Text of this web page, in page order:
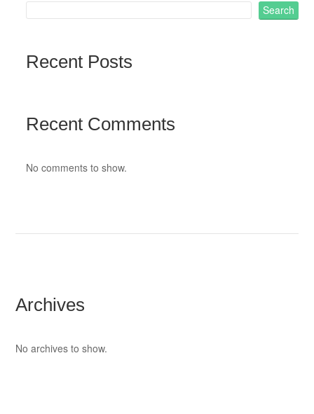
Search
Recent Posts
Recent Comments
No comments to show.
Archives
No archives to show.